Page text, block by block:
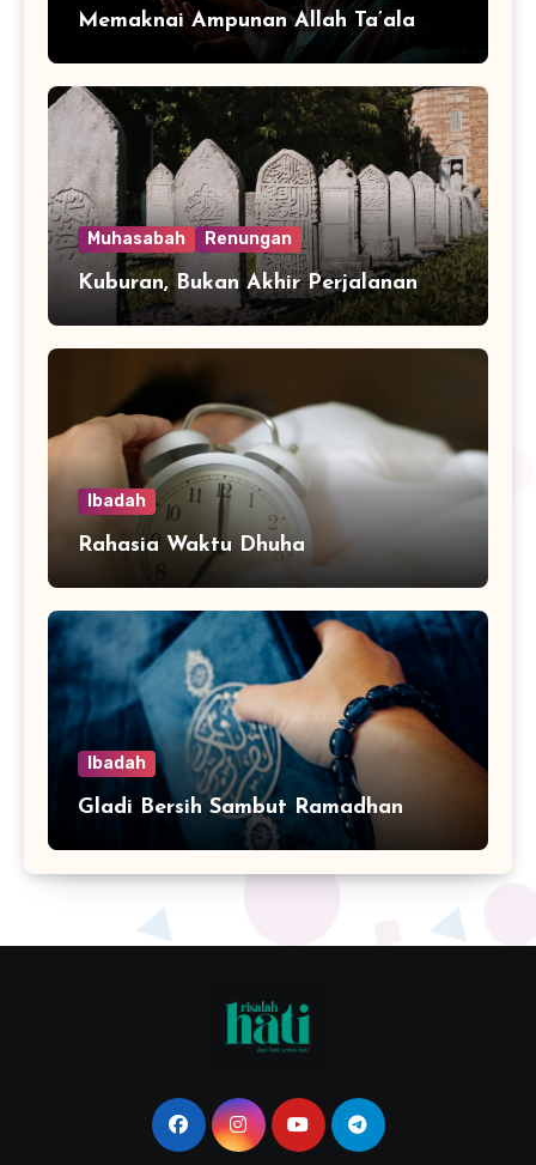
Memaknai Ampunan Allah Ta’ala
Muhasabah Renungan
Kuburan, Bukan Akhir Perjalanan
Ibadah
Rahasia Waktu Dhuha
Ibadah
Gladi Bersih Sambut Ramadhan